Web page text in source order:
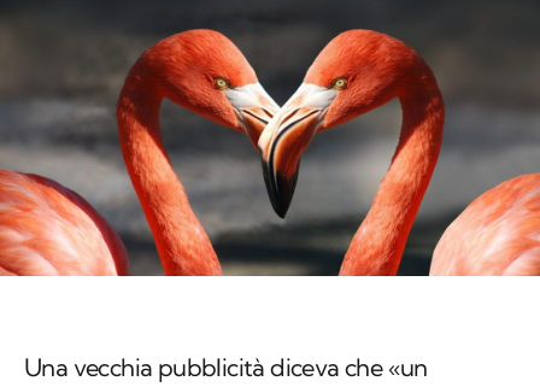
Una vecchia pubblicità diceva che «un